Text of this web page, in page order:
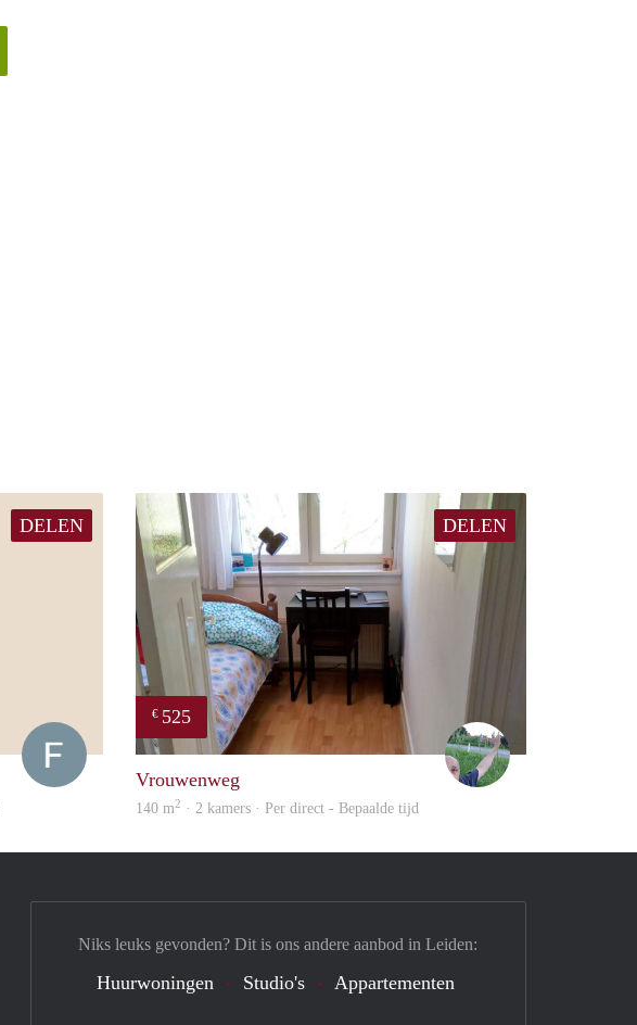
DELEN DELEN
€ 525
Vrouwenweg
140 m2 · 2 kamers · Per direct - Bepaalde tijd
Niks leuks gevonden? Dit is ons andere aanbod in Leiden:
Huurwoningen Studio's Appartementen